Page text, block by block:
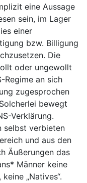
eine Aussage
sein, im Lager
einer
bzw. Billigung
Die
oder ungewollt
Regime an sich
zugesprochen
bewegt
Verklärung.
selbst verbieten
und aus den
Äußerungen das
Männer keine
„Natives“.